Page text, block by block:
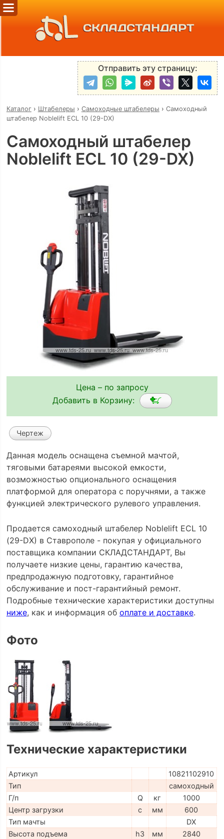
СКЛАДСТАНДАРТ
Отправить эту страницу:
Каталог› Штабелеры › Самоходные штабелеры › Самоходный
штабелер Noblelift ECL 10 (29-DX)
Самоходный штабелер
Noblelift ECL 10 (29-DX)
Цена – по запросу
Добавить в Корзину:
Чертеж
Данная модель оснащена съемной мачтой,
тяговыми батареями высокой емкости,
возможностью опционального оснащения
платформой для оператора с поручнями, а также
функцией электрического рулевого управления.
Продается самоходный штабелер Noblelift ECL 10
(29-DX) в Ставрополе - покупая у официального
поставщика компании СКЛАДСТАНДАРТ, Вы
получаете низкие цены, гарантию качества,
предпродажную подготовку, гарантийное
обслуживание и пост-гарантийный ремонт.
Подробные технические характеристики доступны
ниже, как и информация об оплате и доставке.
Фото
Технические характеристики
Артикул
10821102910
Тип
самоходный
Г/п
Q кг
1000
Центр загрузки
c мм
600
Тип мачты
DX
Высота подъема
h3 мм
2840